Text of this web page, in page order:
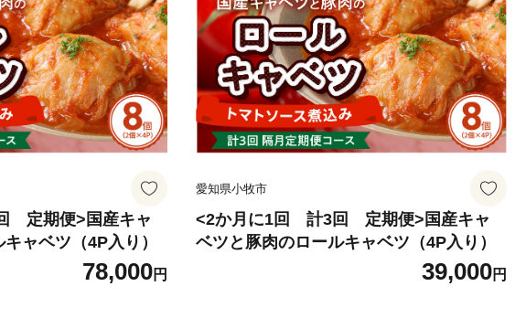
定期便>国産キャ
ャベツ（4P入り）
78,000円
愛知県小牧市
<2か月に1回 計3回 定期便>国産キャ
ベツと豚肉のロールキャベツ（4P入り）
39,000円